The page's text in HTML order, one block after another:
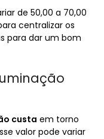
de 50,00 a 70,00
centralizar os
para dar um bom
custa em torno
valor pode variar